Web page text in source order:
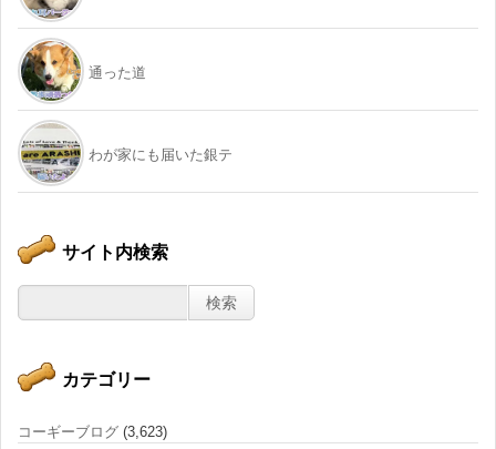
通った道
わが家にも届いた銀テ
サイト内検索
カテゴリー
コーギーブログ (3,623)